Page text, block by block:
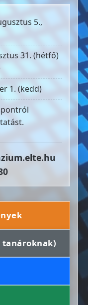
5.,
31. (hétfő)
1. (kedd)
tanároknak)